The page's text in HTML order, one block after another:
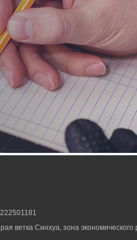
ветка Синхуа, зона экономического